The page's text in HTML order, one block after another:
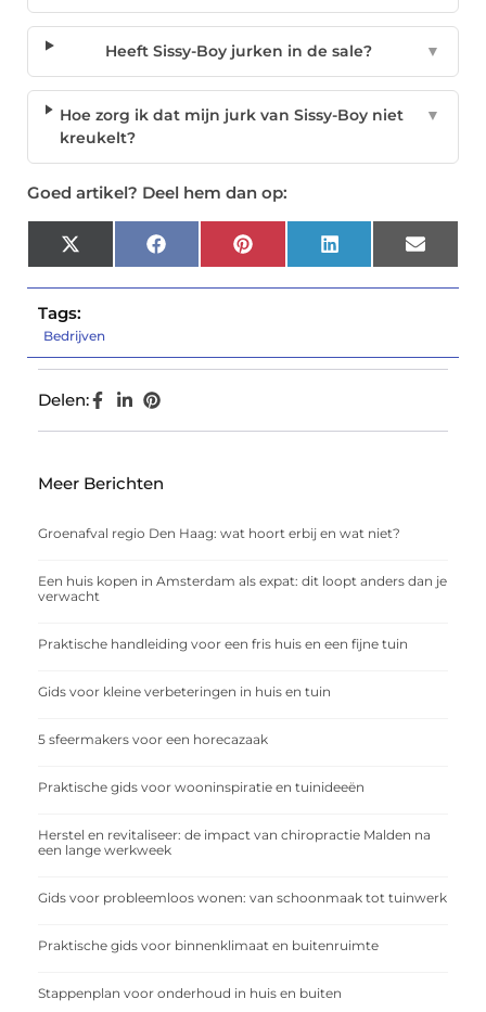
Heeft Sissy-Boy jurken in de sale? ▼
Hoe zorg ik dat mijn jurk van Sissy-Boy niet
kreukelt?
▼
Goed artikel? Deel hem dan op:
X
(Twitter)
Facebook Pinterest LinkedIn Email
Tags:
Bedrijven
Delen:
Meer Berichten
Groenafval regio Den Haag: wat hoort erbij en wat niet?
Een huis kopen in Amsterdam als expat: dit loopt anders dan je
verwacht
Praktische handleiding voor een fris huis en een fijne tuin
Gids voor kleine verbeteringen in huis en tuin
5 sfeermakers voor een horecazaak
Praktische gids voor wooninspiratie en tuinideeën
Herstel en revitaliseer: de impact van chiropractie Malden na
een lange werkweek
Gids voor probleemloos wonen: van schoonmaak tot tuinwerk
Praktische gids voor binnenklimaat en buitenruimte
Stappenplan voor onderhoud in huis en buiten